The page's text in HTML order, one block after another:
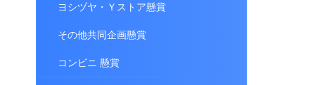
ヨシヅヤ・Ｙストア懸賞
その他共同企画懸賞
コンビニ 懸賞